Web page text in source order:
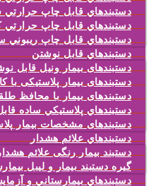
دستبندهاي قابل چاپ حرارتي
دستبندهاي قابل چاپ حرارتي
دستبندهاي قابل چاپ ريبوني
دستبندهاي قابل نوشتن
دستبندهای بیمار ونیل قابل
دستبندهای بیمار پلاستیکی
دستبندهای بیمار با محافظ
دستبندهاي پلاستيکي ساده
دستبندهای مشخصات بیمار
دستبندهاي علائم هشدار
دستبند بیمار رنگی علائم هشدار
گیره دستبند بیمار و لیبل
دستبندهاي بيمارستاني و